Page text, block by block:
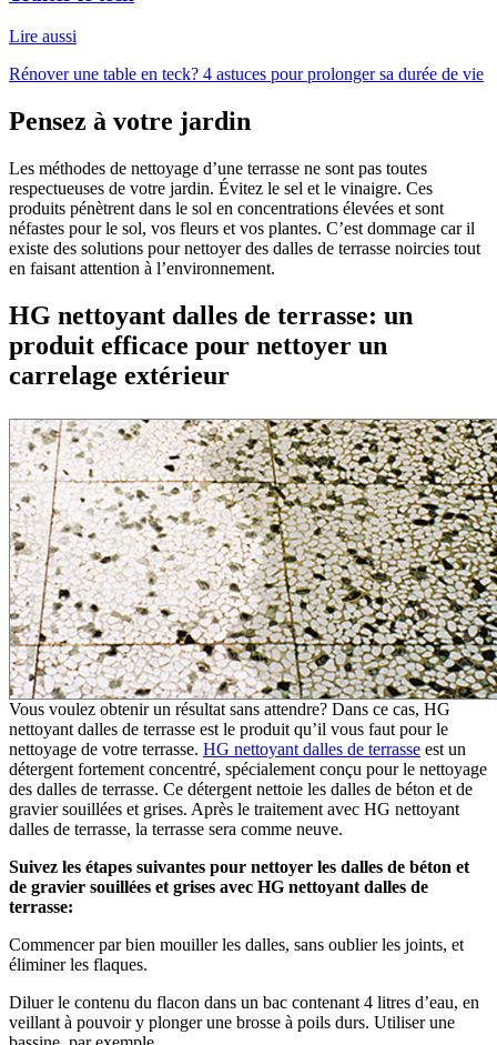
Lire aussi
Rénover une table en teck? 4 astuces pour prolonger sa durée de vie
Pensez à votre jardin
Les méthodes de nettoyage d’une terrasse ne sont pas toutes
respectueuses de votre jardin. Évitez le sel et le vinaigre. Ces
produits pénètrent dans le sol en concentrations élevées et sont
néfastes pour le sol, vos fleurs et vos plantes. C’est dommage car il
existe des solutions pour nettoyer des dalles de terrasse noircies tout
en faisant attention à l’environnement.
HG nettoyant dalles de terrasse: un
produit efficace pour nettoyer un
carrelage extérieur
Vous voulez obtenir un résultat sans attendre? Dans ce cas, HG
nettoyant dalles de terrasse est le produit qu’il vous faut pour le
nettoyage de votre terrasse. HG nettoyant dalles de terrasse est un
détergent fortement concentré, spécialement conçu pour le nettoyage
des dalles de terrasse. Ce détergent nettoie les dalles de béton et de
gravier souillées et grises. Après le traitement avec HG nettoyant
dalles de terrasse, la terrasse sera comme neuve.
Suivez les étapes suivantes pour nettoyer les dalles de béton et
de gravier souillées et grises avec HG nettoyant dalles de
terrasse:
Commencer par bien mouiller les dalles, sans oublier les joints, et
éliminer les flaques.
Diluer le contenu du flacon dans un bac contenant 4 litres d’eau, en
veillant à pouvoir y plonger une brosse à poils durs. Utiliser une